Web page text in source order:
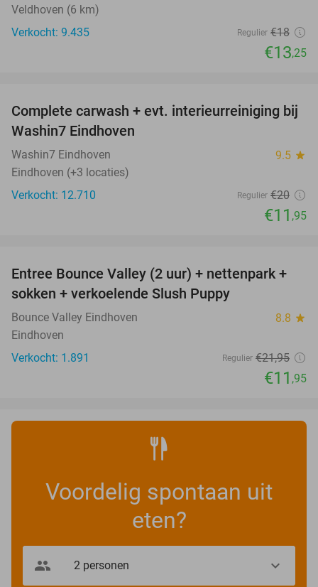
Veldhoven (6 km)
Verkocht: 9.435
Regulier €18
€13,25
40%
Complete carwash + evt. interieurreiniging bij
Washin7 Eindhoven
Washin7 Eindhoven 9.5 star
Eindhoven (+3 locaties)
Verkocht: 12.710
Regulier €20
€11 ,95
46%
Entree Bounce Valley (2 uur) + nettenpark +
sokken + verkoelende Slush Puppy
Bounce Valley Eindhoven 8.8 star
Eindhoven
Verkocht: 1.891
Regulier €21,95
€11 ,95
Voordelig spontaan uit
eten?